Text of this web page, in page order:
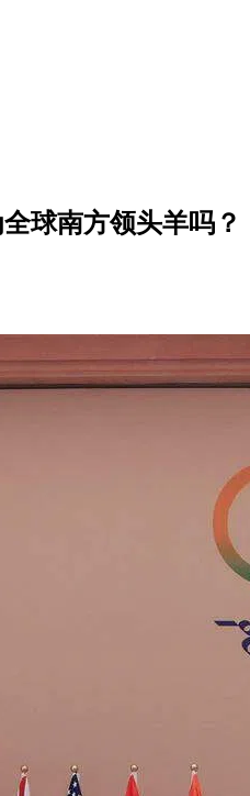
球南方领头羊吗？